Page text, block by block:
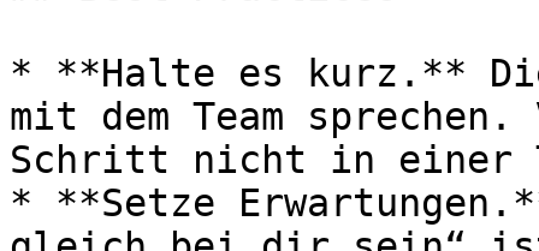
* **Halte es kurz.**
mit dem Team
Schritt nicht in einer
* **Setze